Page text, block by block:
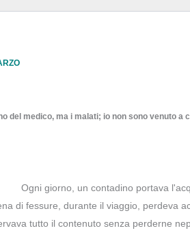
del medico, ma i malati; io non sono venuto
Ogni giorno, un contadino portava
di fessure, durante il viaggio, perdeva
tutto il contenuto senza perderne